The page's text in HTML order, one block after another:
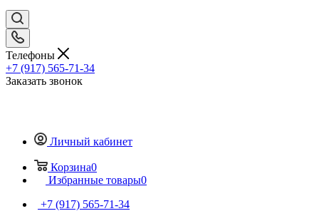
Телефоны
+7 (917) 565-71-34
Заказать звонок
Личный кабинет
Корзина0
Избранные товары0
+7 (917) 565-71-34